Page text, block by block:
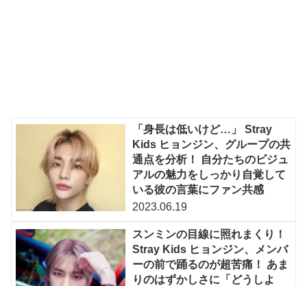
「身長は低いけど…」 Stray
Kids ヒョンジン、グループの共
通点を分析！ 自分たちのビジュ
アルの魅力をしっかり自覚して
いる彼の言葉にファン共感
2023.06.19
スンミンの目線に照れまくり！
Stray Kids ヒョンジン、メンバ
ーの前で踊るのが超苦痛！ あま
りのはずかしさに「どうしよ